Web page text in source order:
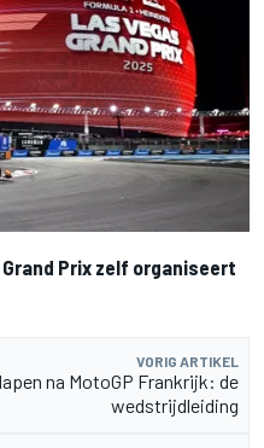
Grand Prix zelf organiseert
VORIG ARTIKEL
na MotoGP Frankrijk: de
wedstrijdleiding